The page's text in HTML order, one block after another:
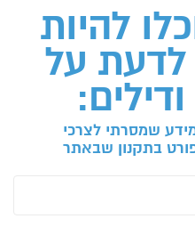
להיות
לדעת על
שמסרתי לצרכי
בתקנון שבאתר